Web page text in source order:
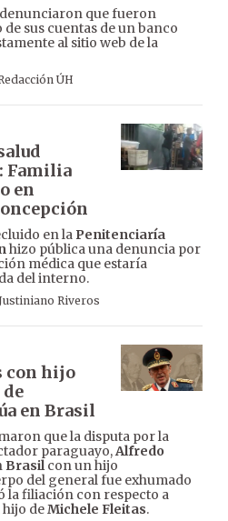
que fueron
sus cuentas de un banco
al sitio web de la
ÚH
Familia
en
en la Penitenciaría
hizo pública una denuncia por
médica que estaría
del interno.
Riveros
con hijo
en Brasil
que la disputa por la
paraguayo,Alfredo
Brasilcon un hijo
del general fue exhumado
la filiación con respecto a
hijo deMichele Fleitas.